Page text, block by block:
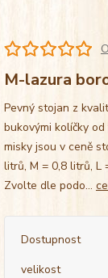
M-lazura
Pevný stojan z
bukovými kolíčky
misky jsou v ceně
litrů, M = 0,8 litrů,
Zvolte dle podo...
Dostupnost
velikost